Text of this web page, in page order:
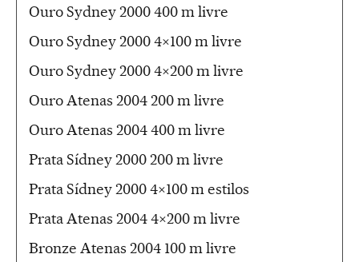
Ouro Sydney 2000 400 m livre
Ouro Sydney 2000 4×100 m livre
Ouro Sydney 2000 4×200 m livre
Ouro Atenas 2004 200 m livre
Ouro Atenas 2004 400 m livre
Prata Sídney 2000 200 m livre
Prata Sídney 2000 4×100 m estilos
Prata Atenas 2004 4×200 m livre
Bronze Atenas 2004 100 m livre